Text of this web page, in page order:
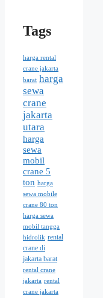
Tags
harga rental
crane jakarta
barat harga
sewa
crane
jakarta
utara
harga
sewa
mobil
crane 5
ton harga
sewa mobile
crane 80 ton
harga sewa
mobil tangga
hidrolik rental
crane di
jakarta barat
rental crane
jakarta rental
crane jakarta